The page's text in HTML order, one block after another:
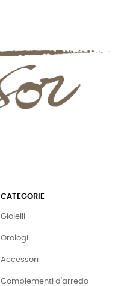
CATEGORIE
Gioielli
Orologi
Accessori
Complementi d'arredo